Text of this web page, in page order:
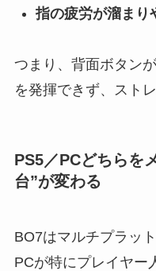
指の疲労が溜まり
つまり、背面ボタン
を発揮できず、スト
PS5／PCどちらを
台”が変わる
BO7はマルチプラッ
PCが特にプレイヤー